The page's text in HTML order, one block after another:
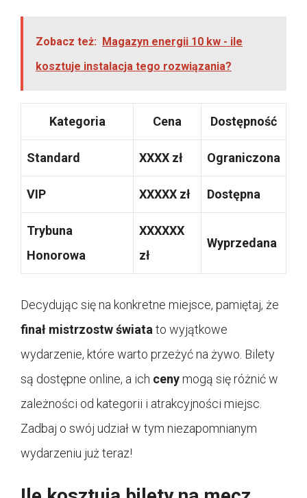
Zobacz też: Magazyn energii 10 kw - ile
kosztuje instalacja tego rozwiązania?
Kategoria Cena Dostępność
Standard XXXX zł Ograniczona
VIP XXXXX zł Dostępna
Trybuna
Honorowa
XXXXXX
zł
Wyprzedana
Decydując się na konkretne miejsce, pamiętaj, że
finał mistrzostw świata to wyjątkowe
wydarzenie, które warto przeżyć na żywo. Bilety
są dostępne online, a ich cenymogą się różnić w
zależności od kategorii i atrakcyjności miejsc.
Zadbaj o swój udział w tym niezapomnianym
wydarzeniu już teraz!